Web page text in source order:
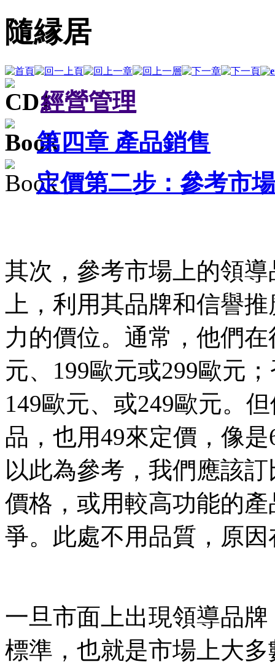
隨縁居
經營管理
第四章 產品銷售
定價第二步：參考市
其次，參考市場上的領
上，利用其品牌和信譽
力的價位。通常，他們
元、199歐元或299歐元
149歐元、或249歐元。
品，也用49來定價，像
以此為參考，我們應該
價格，或用較高功能的
爭。此處不用品質，原
一旦市面上出現領導品
標準，也就是市場上大